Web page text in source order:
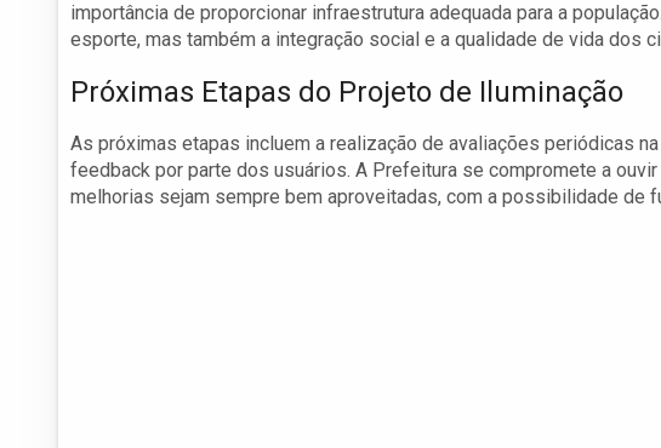
importância de proporcionar infraestrutura adequada para a
esporte, mas também a integração social e a qualidade de vida dos
Próximas Etapas do Projeto de Iluminação
As próximas etapas incluem a realização de avaliações periódicas
feedback por parte dos usuários. A Prefeitura se compromete a
melhorias sejam sempre bem aproveitadas, com a possibilidade de